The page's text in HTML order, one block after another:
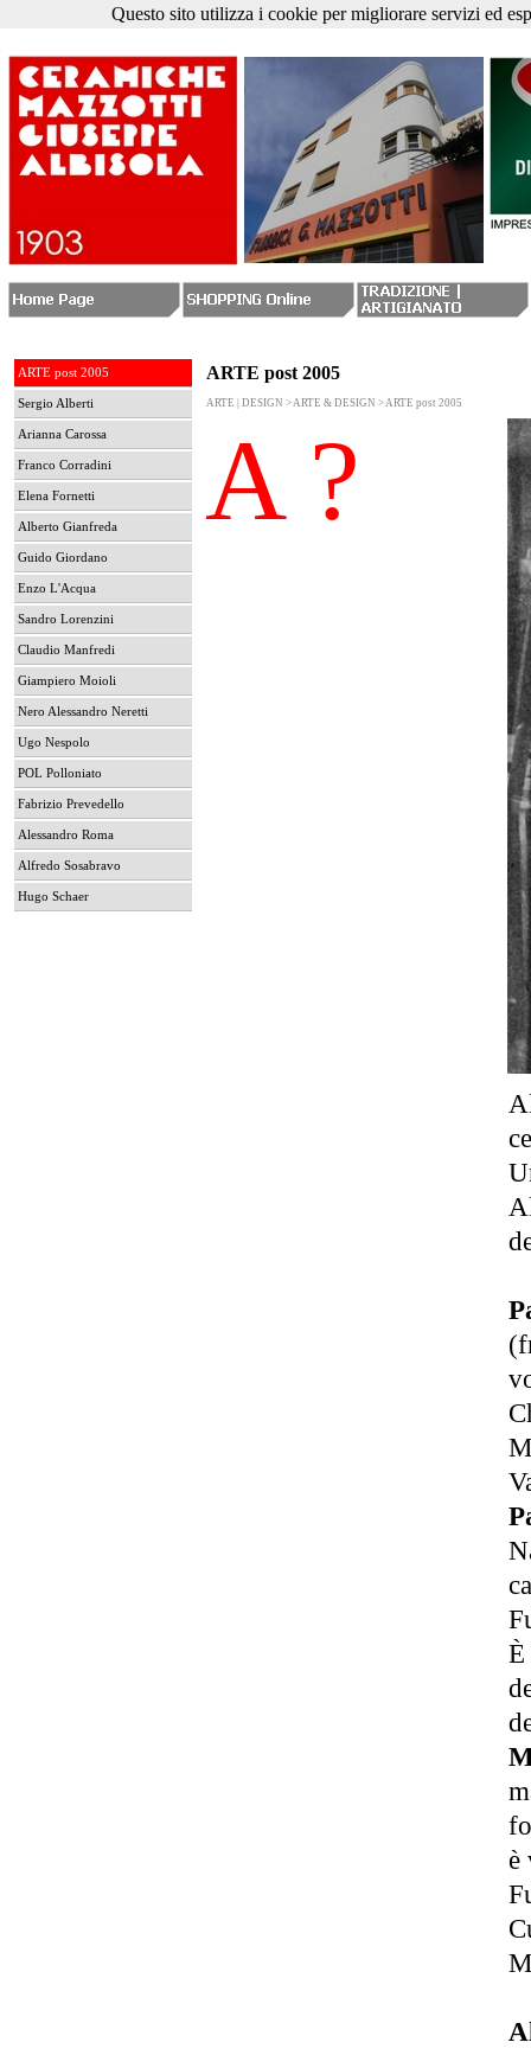
ARTE post 2005
Sergio Alberti
Arianna Carossa
Franco Corradini
Elena Fornetti
Alberto Gianfreda
Guido Giordano
Enzo L'Acqua
Sandro Lorenzini
Claudio Manfredi
Giampiero Moioli
Nero Alessandro Neretti
Ugo Nespolo
POL Polloniato
Fabrizio Prevedello
Alessandro Roma
Alfredo Sosabravo
Hugo Schaer
ARTE post 2005
ARTE | DESIGN > ARTE & DESIGN > ARTE post 2005
A ?
È
è
Questo sito utilizza i cookie per migliorare servizi ed